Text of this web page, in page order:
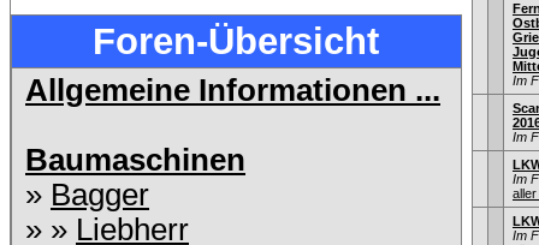
Foren-Übersicht
Allgemeine Informationen ...
Baumaschinen
» Bagger
» » Liebherr
Im
Im
Im
aller
Im